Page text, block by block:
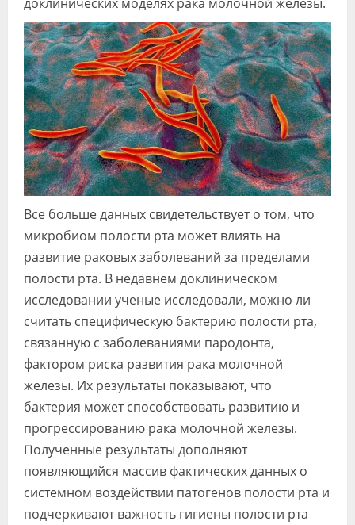
Галерея
Блоги
Лаборатории
Все больше данных свидетельствует о том, что
микробиом полости рта может влиять на
развитие раковых заболеваний за пределами
полости рта. В недавнем доклиническом
исследовании ученые исследовали, можно ли
считать специфическую бактерию полости рта,
связанную с заболеваниями пародонта,
фактором риска развития рака молочной
железы. Их результаты показывают, что
бактерия может способствовать развитию и
прогрессированию рака молочной железы.
Полученные результаты дополняют
появляющийся массив фактических данных о
системном воздействии патогенов полости рта и
подчеркивают важность гигиены полости рта